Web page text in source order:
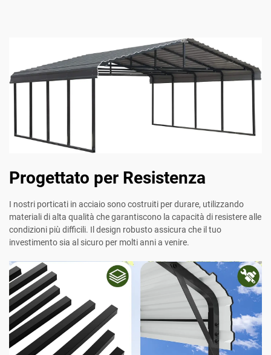
Progettato per Resistenza
I nostri porticati in acciaio sono costruiti per durare, utilizzando
materiali di alta qualità che garantiscono la capacità di resistere alle
condizioni più difficili. Il design robusto assicura che il tuo
investimento sia al sicuro per molti anni a venire.